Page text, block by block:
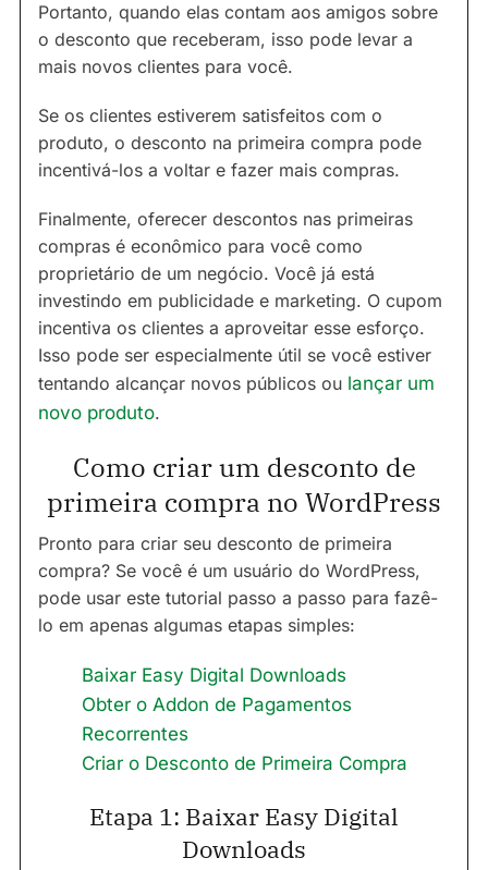
Portanto, quando elas contam aos amigos sobre
o desconto que receberam, isso pode levar a
mais novos clientes para você.
Se os clientes estiverem satisfeitos com o
produto, o desconto na primeira compra pode
incentivá-los a voltar e fazer mais compras.
Finalmente, oferecer descontos nas primeiras
compras é econômico para você como
proprietário de um negócio. Você já está
investindo em publicidade e marketing. O cupom
incentiva os clientes a aproveitar esse esforço.
Isso pode ser especialmente útil se você estiver
tentando alcançar novos públicos ou lançar um
novo produto.
Como criar um desconto de
primeira compra no WordPress
Pronto para criar seu desconto de primeira
compra? Se você é um usuário do WordPress,
pode usar este tutorial passo a passo para fazê-
lo em apenas algumas etapas simples:
Baixar Easy Digital Downloads
Obter o Addon de Pagamentos
Recorrentes
Criar o Desconto de Primeira Compra
Etapa 1: Baixar Easy Digital
Downloads